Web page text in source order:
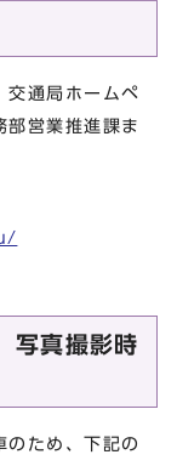
交通局ホームペ
部営業推進課ま
写真撮影時
のため、下記の